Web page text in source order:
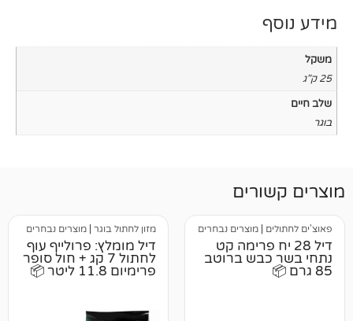
מוצרים נבחרים
פרימה קט
ברוטב
מזון לחתול בוגר מוצרים נבחרים
דיל מומלץ: פרולייף עוף
לחתול 7 קג + חול סופר